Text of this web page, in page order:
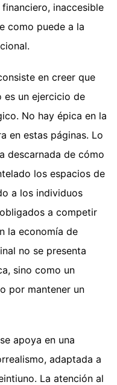
inaccesible
como puede a la
en creer que
un ejercicio de
No hay épica en la
en estas páginas. Lo
descarnada de cómo
los espacios de
a los individuos
a competir
la economía de
no se presenta
sino como un
por mantener un
apoya en una
adaptada a
La atención al